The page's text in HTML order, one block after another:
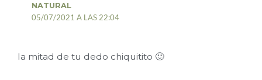
NATURAL
05/07/2021 A LAS 22:04
la mitad de tu dedo chiquitito 🙂